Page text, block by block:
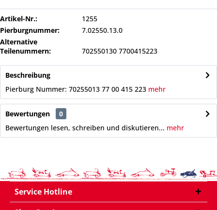
Artikel-Nr.:
1255
Pierburgnummer:
7.02550.13.0
Alternative
Teilenummern:
702550130 7700415223
Beschreibung
Pierburg Nummer: 70255013 77 00 415 223 mehr
Bewertungen
0
Bewertungen lesen, schreiben und diskutieren... mehr
Service Hotline